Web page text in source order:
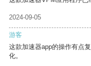
2024-09-05
游客
这款加速器app的操作有点
化。